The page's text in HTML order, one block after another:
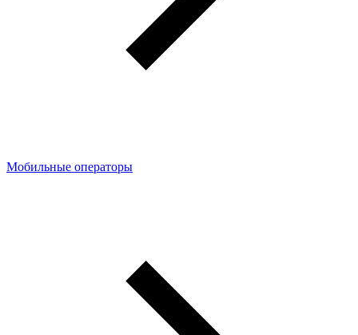
Мобильные операторы